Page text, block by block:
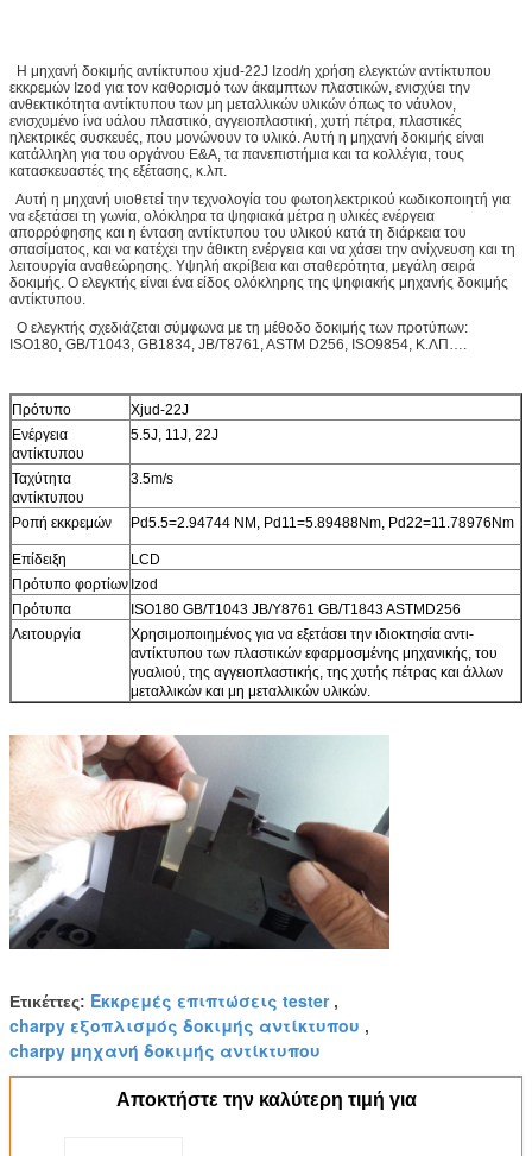
Η μηχανή δοκιμής αντίκτυπου xjud-22J Izod/η χρήση ελεγκτών αντίκτυπου
εκκρεμών Izod για τον καθορισμό των άκαμπτων πλαστικών, ενισχύει την
ανθεκτικότητα αντίκτυπου των μη μεταλλικών υλικών όπως το νάυλον,
ενισχυμένο ίνα υάλου πλαστικό, αγγειοπλαστική, χυτή πέτρα, πλαστικές
ηλεκτρικές συσκευές, που μονώνουν το υλικό. Αυτή η μηχανή δοκιμής είναι
κατάλληλη για του οργάνου Ε&Α, τα πανεπιστήμια και τα κολλέγια, τους
κατασκευαστές της εξέτασης, κ.λπ.
Αυτή η μηχανή υιοθετεί την τεχνολογία του φωτοηλεκτρικού κωδικοποιητή για
να εξετάσει τη γωνία, ολόκληρα τα ψηφιακά μέτρα η υλικές ενέργεια
απορρόφησης και η ένταση αντίκτυπου του υλικού κατά τη διάρκεια του
σπασίματος, και να κατέχει την άθικτη ενέργεια και να χάσει την ανίχνευση και τη
λειτουργία αναθεώρησης. Υψηλή ακρίβεια και σταθερότητα, μεγάλη σειρά
δοκιμής. Ο ελεγκτής είναι ένα είδος ολόκληρης της ψηφιακής μηχανής δοκιμής
αντίκτυπου.
Ο ελεγκτής σχεδιάζεται σύμφωνα με τη μέθοδο δοκιμής των προτύπων:
ISO180, GB/T1043, GB1834, JB/T8761, ASTM D256, ISO9854, Κ.ΛΠ….
Πρότυπο
Xjud-22J
Ενέργεια
αντίκτυπου
5.5J, 11J, 22J
Ταχύτητα
αντίκτυπου
3.5m/s
Ροπή εκκρεμών Pd5.5=2.94744 NM, Pd11=5.89488Nm, Pd22=11.78976Nm
Επίδειξη
LCD
Πρότυπο φορτίων Izod
Πρότυπα
ISO180 GB/T1043 JB/Y8761 GB/T1843 ASTMD256
Λειτουργία
Χρησιμοποιημένος για να εξετάσει την ιδιοκτησία αντι-
αντίκτυπου των πλαστικών εφαρμοσμένης μηχανικής, του
γυαλιού, της αγγειοπλαστικής, της χυτής πέτρας και άλλων
μεταλλικών και μη μεταλλικών υλικών.
Ετικέττες: Εκκρεμές επιπτώσεις tester,
charpy εξοπλισμός δοκιμής αντίκτυπου ,
charpy μηχανή δοκιμής αντίκτυπου
Αποκτήστε την καλύτερη τιμή για